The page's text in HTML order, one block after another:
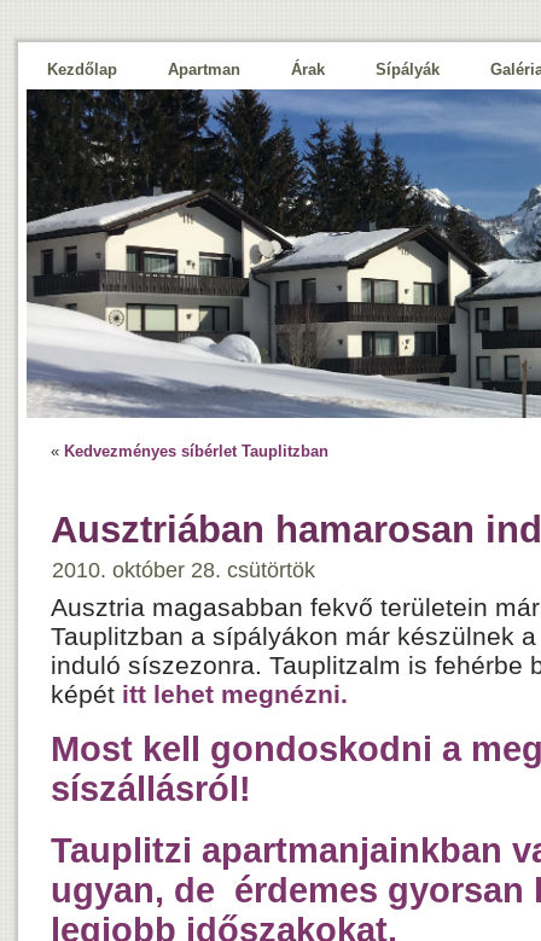
Kezdőlap Apartman Árak Sípályák
« Kedvezményes síbérlet Tauplitzban
Ausztriában hamarosan
2010. október 28. csütörtök
Ausztria magasabban fekvő területein
Tauplitzban a sípályákon már készülnek
induló síszezonra. Tauplitzalm is fehérbe
képét itt lehet megnézni.
Most kell gondoskodni a
síszállásról!
Tauplitzi apartmanjainkban
ugyan, de érdemes gyorsan
legjobb időszakokat.